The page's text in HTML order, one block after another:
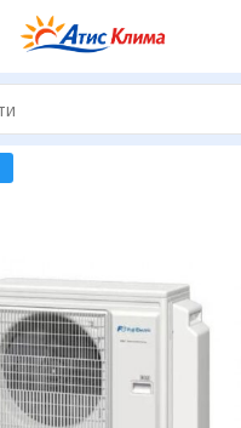
системи